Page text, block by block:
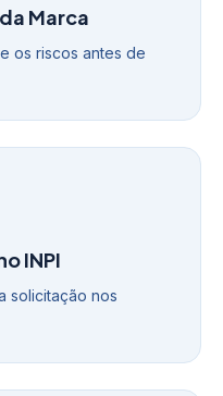
Marca
os riscos antes de
INPI
solicitação nos